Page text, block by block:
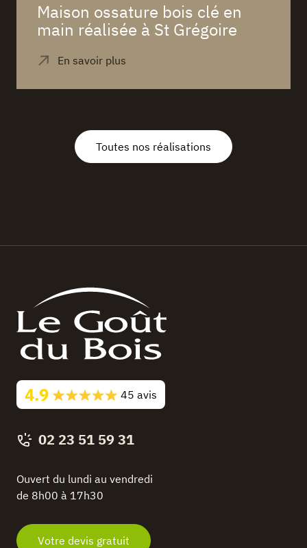
Maison ossature bois clé en
main réalisée à St Grégoire
Toutes nos réalisations
4.9 45 avis
02 23 51 59 31
Ouvert du lundi au vendredi
de 8h00 à 17h30
Votre devis gratuit